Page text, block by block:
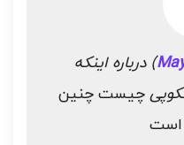
) درباره اینکه
چیست چنین
است